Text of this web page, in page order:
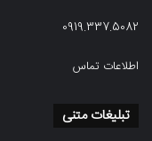
0919.337.5082
اطلاعات تماس
تبلیغات متنی